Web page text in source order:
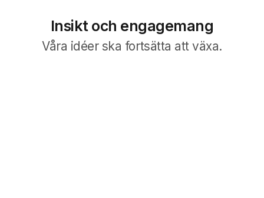
Insikt och engagemang
Våra idéer ska fortsätta att växa.